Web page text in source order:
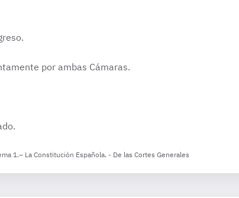
por ambas Cámaras.
1.– La Constitución Española. - De las Cortes Generales